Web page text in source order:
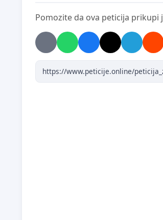
Pomozite da ova peticija prikupi